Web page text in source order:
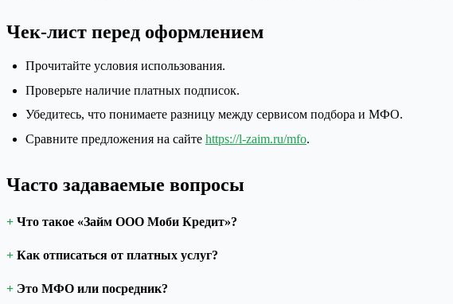
Чек-лист перед оформлением
Прочитайте условия использования.
Проверьте наличие платных подписок.
Убедитесь, что понимаете разницу между сервисом подбора и МФО.
Сравните предложения на сайте https://l-zaim.ru/mfo.
Часто задаваемые вопросы
Что такое «Займ ООО Моби Кредит»?
Как отписаться от платных услуг?
Это МФО или посредник?